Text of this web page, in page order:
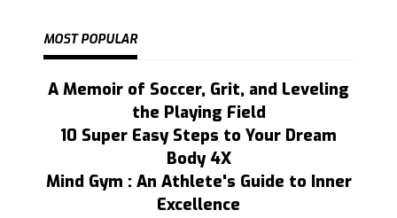
MOST POPULAR
A Memoir of Soccer, Grit, and Leveling
the Playing Field
10 Super Easy Steps to Your Dream
Body 4X
Mind Gym : An Athlete's Guide to Inner
Excellence